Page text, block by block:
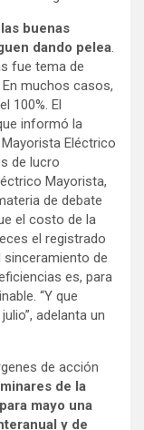
buenas
dando pelea
fue tema de
muchos casos,
100%. El
informó la
Eléctrico
de lucro
Mayorista,
de debate
el costo de la
el registrado
de
es, para
“Y que
adelanta un
de acción
de la
mayo una
y de